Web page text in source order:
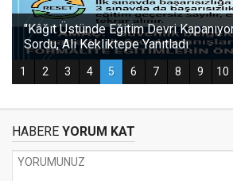
HABERE YORUM KAT